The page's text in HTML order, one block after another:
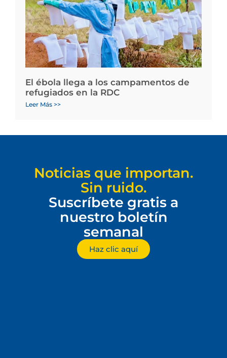
El ébola llega a los campamentos de
refugiados en la RDC
Leer Más >>
Noticias que importan.
Sin ruido.
Suscríbete gratis a
nuestro boletín
semanal
Haz clic aquí